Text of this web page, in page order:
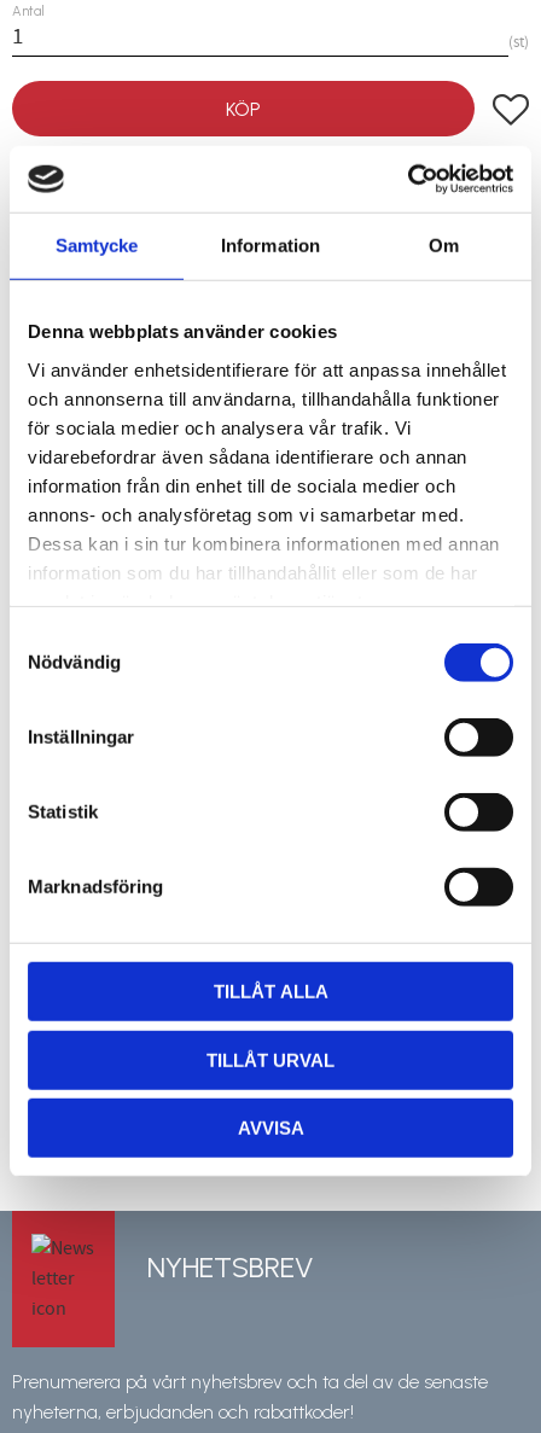
Samtycke Information Om
Denna webbplats använder cookies
Vi använder enhetsidentifierare för att anpassa innehållet
och annonserna till användarna, tillhandahålla funktioner
för sociala medier och analysera vår trafik. Vi
vidarebefordrar även sådana identifierare och annan
information från din enhet till de sociala medier och
annons- och analysföretag som vi samarbetar med.
Dessa kan i sin tur kombinera informationen med annan
information som du har tillhandahållit eller som de har
Nödvändig
Inställningar
Statistik
Marknadsföring
TILLÅT ALLA
TILLÅT URVAL
AVVISA
Antal
st
KÖP
Lagerstatus I lager
Artikelnr
Vikt
0,35 kg
universaltången. Utmärkt när du fixerar skivor vid tex
bandtäckning och annan montering. Tången har även en
trådavbitare närmast leden. Finns i två storlekar. Svartlackerad.
Längd 165 mm: Vikt 160 g
Längd 240 mm: Vikt 260 g
Smala käftar. Finns i två storlekar
361
Lägg till i favoriter
INFO
Universaltång
Finns i tre olika storlekar/modeller
INFO
NYHETSBREV
Prenumerera på vårt nyhetsbrev och ta del av de senaste
nyheterna, erbjudanden och rabattkoder!